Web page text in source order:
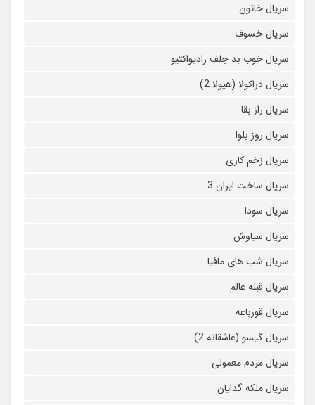
سریال خاتون
سریال خسوف
سریال خوب بد جلف رادیواکتیو
سریال دراکولا (هیولا 2)
سریال راز بقا
سریال روز بلوا
سریال زخم کاری
سریال ساخت ایران 3
سریال سودا
سریال سیاوش
سریال شب های مافیا
سریال قبله عالم
سریال قورباغه
سریال گیسو (عاشقانه 2)
سریال مردم معمولی
سریال ملکه گدایان